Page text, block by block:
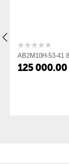
АВ2М10Н-53-41
125 000.00